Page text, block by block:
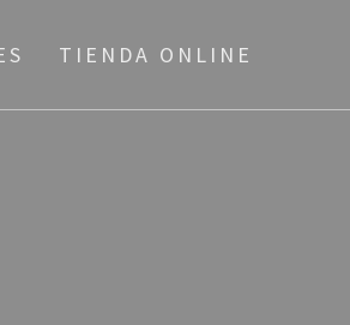
TIENDA ONLINE